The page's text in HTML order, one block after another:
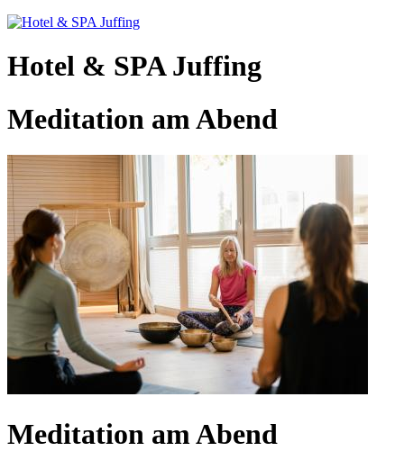
Hotel & SPA Juffing
Meditation am Abend
Meditation am Abend